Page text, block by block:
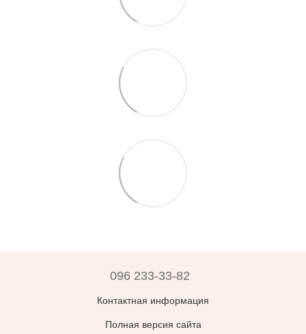
096 233-33-82
Контактная информация
Полная версия сайта